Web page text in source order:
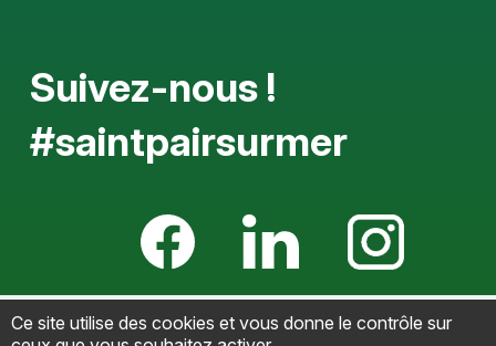
Suivez-nous !
#saintpairsurmer
Mentions légales-Politique de confidentialité-
Ce site utilise des cookies et vous donne le contrôle sur